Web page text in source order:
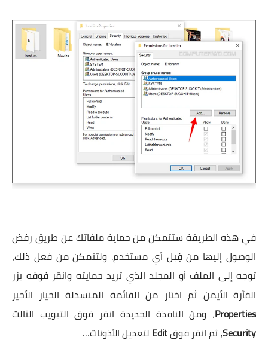
في هذه الطريقة ستتمكن من حماية ملفاتك عن طريق رفض
الوصول إليها من قِبل أي مستخدم. ولتتمكن من فعل ذلك،
توجه إلى الملف أو المجلد الذي تريد حمايته وانقر فوقه بزر
الفأرة الأيمن ثم اختار من القائمة المنسدلة الخيار الأخير
Properties، ومن النافذة الجديدة انقر فوق التبويب الثالث
Security، ثم انقر فوقEdit لتعديل الأذونات…